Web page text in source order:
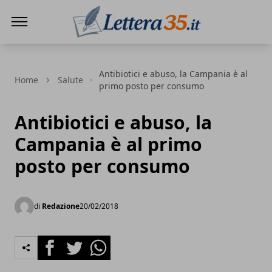
Home Salute
Antibiotici e abuso, la Campania è al
primo posto per consumo
Antibiotici e abuso, la
Campania è al primo
posto per consumo
di Redazione20/02/2018
FacebookTwitterWhatsapp